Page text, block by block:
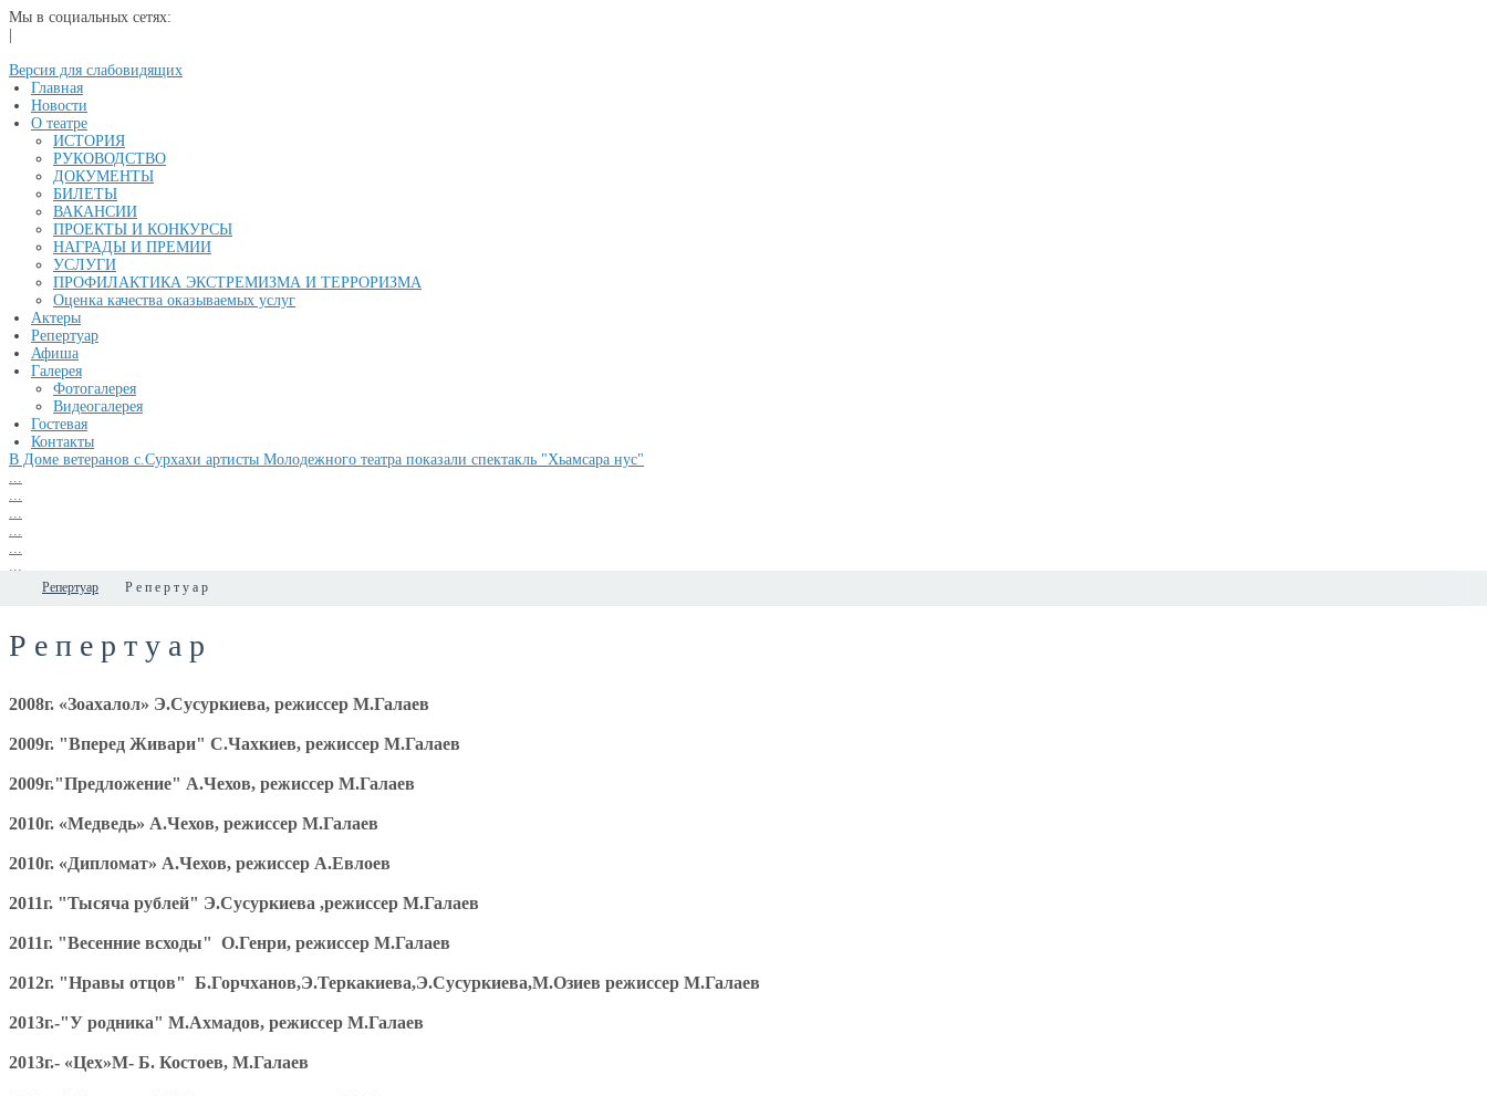
Мы в социальных сетях:
Версия для слабовидящих
Главная
Новости
О театре
ИСТОРИЯ
РУКОВОДСТВО
ДОКУМЕНТЫ
БИЛЕТЫ
ВАКАНСИИ
ПРОЕКТЫ И КОНКУРСЫ
НАГРАДЫ И ПРЕМИИ
УСЛУГИ
ПРОФИЛАКТИКА ЭКСТРЕМИЗМА И ТЕРРОРИЗМА
Оценка качества оказываемых услуг
Актеры
Репертуар
Афиша
Галерея
Фотогалерея
Видеогалерея
Гостевая
Контакты
В Доме ветеранов с.Сурхахи артисты Молодежного театра показали спектакль "Хьамсара нус"
...
...
...
...
...
...
Репертуар Р е п е р т у а р
Р е п е р т у а р
2008г. «Зоахалол» Э.Сусуркиева, режиссер М.Галаев
2009г. "Вперед Живари" С.Чахкиев, режиссер М.Галаев
2009г."Предложение" А.Чехов, режиссер М.Галаев
2010г. «Медведь» А.Чехов, режиссер М.Галаев
2010г. «Дипломат» А.Чехов, режиссер А.Евлоев
2011г. "Тысяча рублей" Э.Сусуркиева ,режиссер М.Галаев
2011г. "Весенние всходы" О.Генри, режиссер М.Галаев
2012г. "Нравы отцов" Б.Горчханов,Э.Теркакиева,Э.Сусуркиева,М.Озиев режиссер М.Галаев
2013г.-"У родника" М.Ахмадов, режиссер М.Галаев
2013г.- «Цех»М- Б. Костоев, М.Галаев